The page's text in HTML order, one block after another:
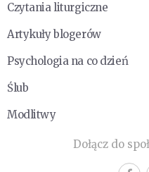
Czytania liturgiczne
Artykuły blogerów
Psychologia na co dzień
Ślub
Modlitwy
Dołącz do